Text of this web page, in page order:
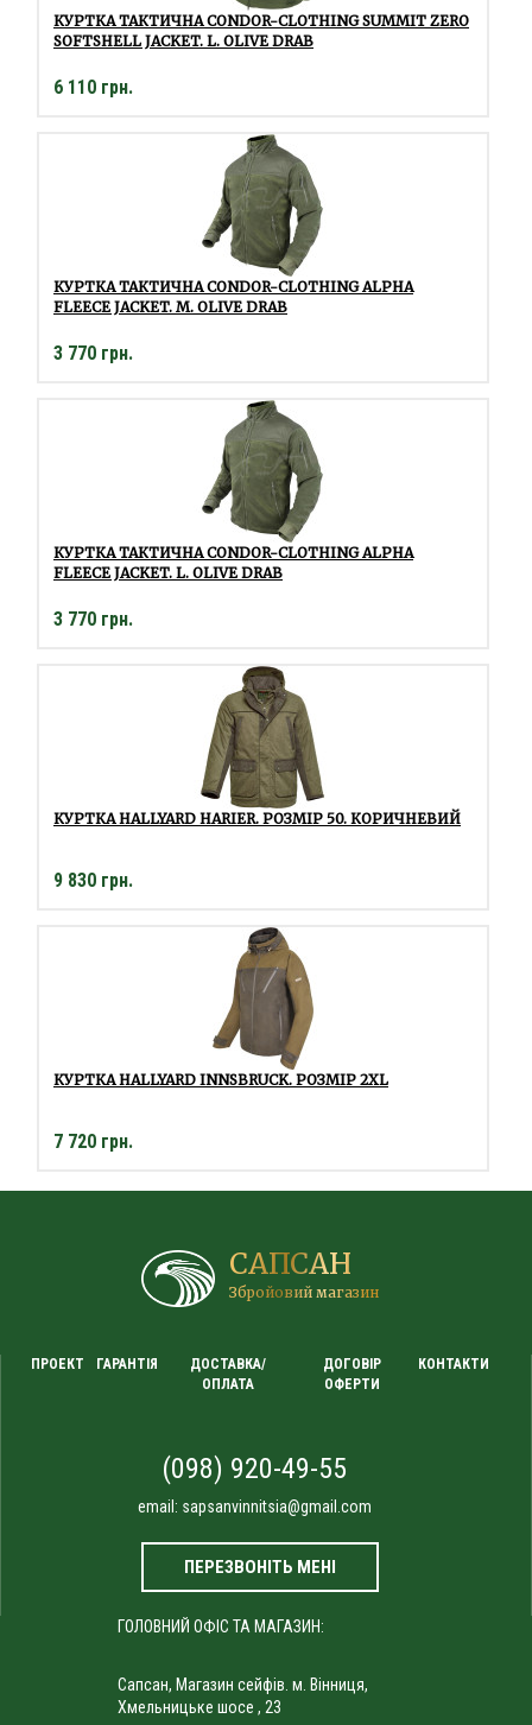
КУРТКА ТАКТИЧНА CONDOR-CLOTHING SUMMIT ZERO
SOFTSHELL JACKET. L. OLIVE DRAB
6 110 грн.
КУРТКА ТАКТИЧНА CONDOR-CLOTHING ALPHA
FLEECE JACKET. M. OLIVE DRAB
3 770 грн.
КУРТКА ТАКТИЧНА CONDOR-CLOTHING ALPHA
FLEECE JACKET. L. OLIVE DRAB
3 770 грн.
КУРТКА HALLYARD HARIER. РОЗМІР 50. КОРИЧНЕВИЙ
9 830 грн.
КУРТКА HALLYARD INNSBRUCK. РОЗМІР 2XL
7 720 грн.
САПСАН
Збройовий магазин
ПРОЕКТ ГАРАНТІЯ
ДОСТАВКА/
ОПЛАТА
ДОГОВІР
ОФЕРТИ
КОНТАКТИ
(098) 920-49-55
email: sapsanvinnitsia@gmail.com
ПЕРЕЗВОНІТЬ МЕНІ
ГОЛОВНИЙ ОФІС ТА МАГАЗИН:
Сапсан, Магазин сейфів. м. Вінниця,
Хмельницьке шосе , 23